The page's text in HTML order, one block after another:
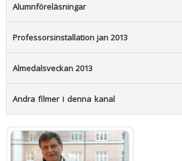
Alumnföreläsningar
Professorsinstallation jan 2013
Almedalsveckan 2013
Andra filmer i denna kanal